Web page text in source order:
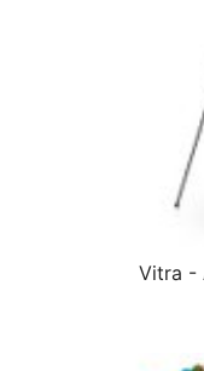
Vitra -